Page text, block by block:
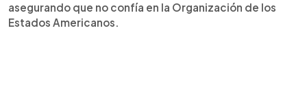
asegurando que no confía en la Organización de los
Estados Americanos.